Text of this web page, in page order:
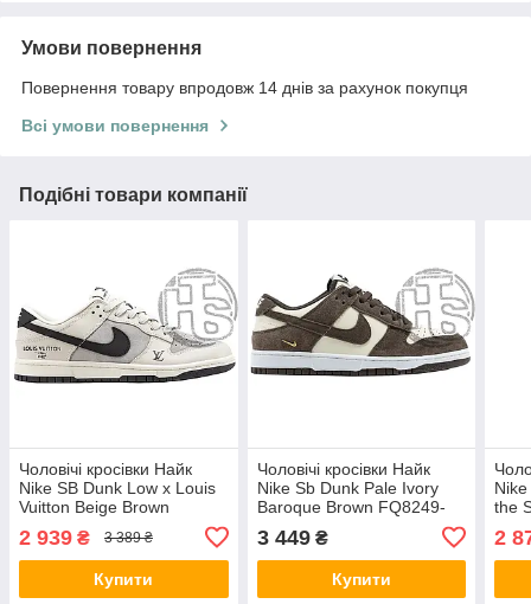
Умови повернення
Повернення товару впродовж 14 днів за рахунок покупця
Всі умови повернення
Подібні товари компанії
Чоловічі кросівки Найк
Nike SB Dunk Low x Louis
Vuitton Beige Brown
2 939 ₴ 3 389 ₴
Купити
Чоловічі кросівки Найк
Nike Sb Dunk Pale Ivory
Baroque Brown FQ8249-
3 449₴
Купити
the
2